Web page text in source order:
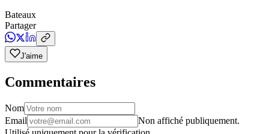
Bateaux
Partager
J'aime
Commentaires
Nom
Email
Non affiché publiquement.